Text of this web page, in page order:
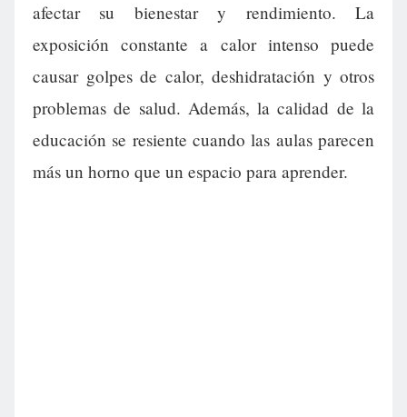
afectar su bienestar y rendimiento. La
exposición constante a calor intenso puede
causar golpes de calor, deshidratación y otros
problemas de salud. Además, la calidad de la
educación se resiente cuando las aulas parecen
más un horno que un espacio para aprender.